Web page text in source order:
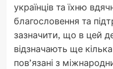
українців та їхню
благословення та
зазначити, що в цей
відзначають ще
пов’язані з